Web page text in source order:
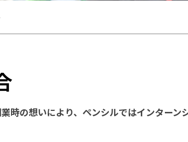
時の想いにより、ペンシルではインターン